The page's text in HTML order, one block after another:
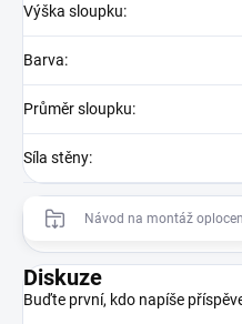
Výška sloupku:
Barva:
Průměr sloupku:
Síla stěny:
Návod na montáž
Diskuze
Buďte první, kdo napíše